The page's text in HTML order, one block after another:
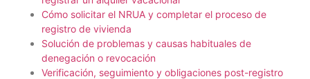
Cómo solicitar el NRUA y completar el proceso de
registro de vivienda
Solución de problemas y causas habituales de
denegación o revocación
Verificación, seguimiento y obligaciones post-registro